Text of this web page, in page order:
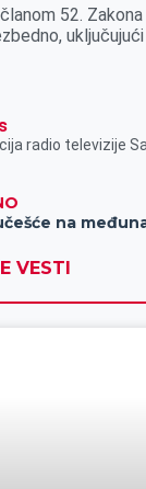
e
n
52.
radio televizije
VESTI